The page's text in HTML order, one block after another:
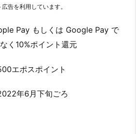
告を利用しています。
Pay もしくは Google Pay で
く10%ポイント還元
エポスポイント
年6月下旬ごろ